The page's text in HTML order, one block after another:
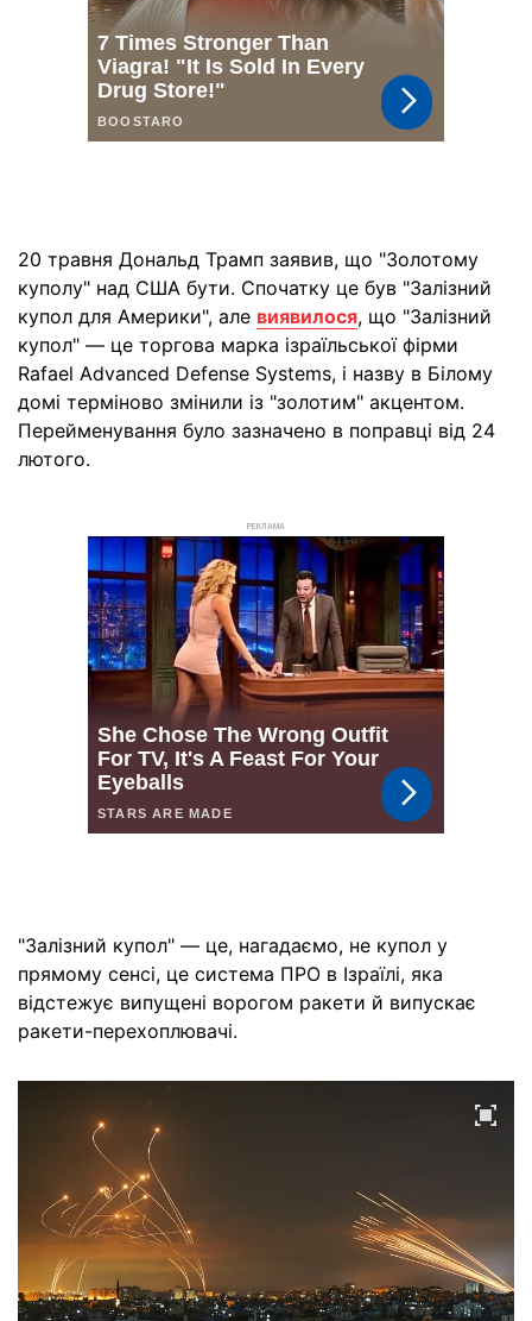
20 травня Дональд Трамп заявив, що "Золотому
куполу" над США бути. Спочатку це був "Залізний
купол для Америки", але виявилося, що "Залізний
купол" — це торгова марка ізраїльської фірми
Rafael Advanced Defense Systems, і назву в Білому
домі терміново змінили із "золотим" акцентом.
Перейменування було зазначено в поправці від 24
лютого.
РЕКЛАМА
"Залізний купол" — це, нагадаємо, не купол у
прямому сенсі, це система ПРО в Ізраїлі, яка
відстежує випущені ворогом ракети й випускає
ракети-перехоплювачі.